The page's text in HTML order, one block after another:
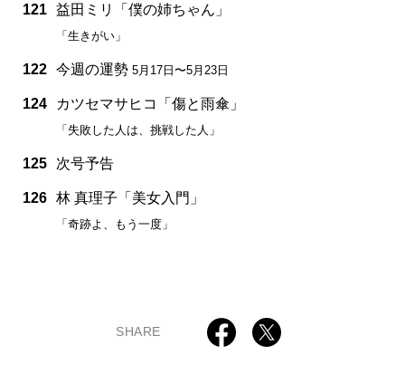
121 益田ミリ「僕の姉ちゃん」
「生きがい」
122 今週の運勢 5月17日〜5月23日
124 カツセマサヒコ「傷と雨傘」
「失敗した人は、挑戦した人」
125 次号予告
126 林 真理子「美女入門」
「奇跡よ、もう一度」
SHARE